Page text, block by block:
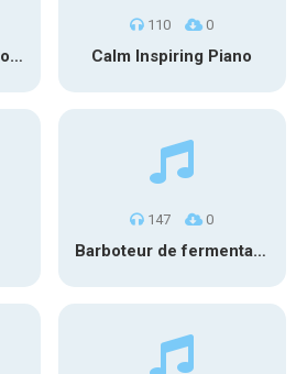
Éléments de conception sonore SFX PS 022
110 0
Calm Inspiring Piano
147 0
Barboteur de fermentation #1